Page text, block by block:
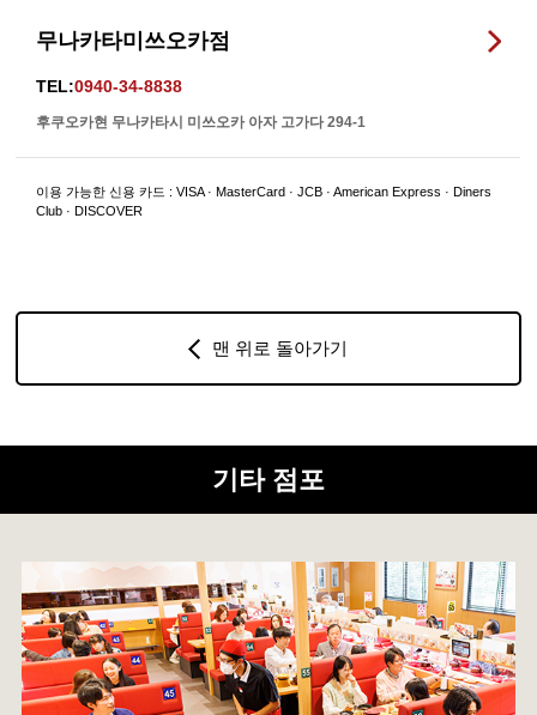
무나카타미쓰오카점
TEL:0940-34-8838
후쿠오카현 무나카타시 미쓰오카 아자 고가다 294-1
이용 가능한 신용 카드 : VISA · MasterCard · JCB · American Express · Diners
Club · DISCOVER
맨 위로 돌아가기
기타 점포